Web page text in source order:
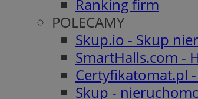
Ranking firm
POLECAMY
Skup.io - Skup
SmartHalls.com -
Certyfikatomat.pl
Skup -